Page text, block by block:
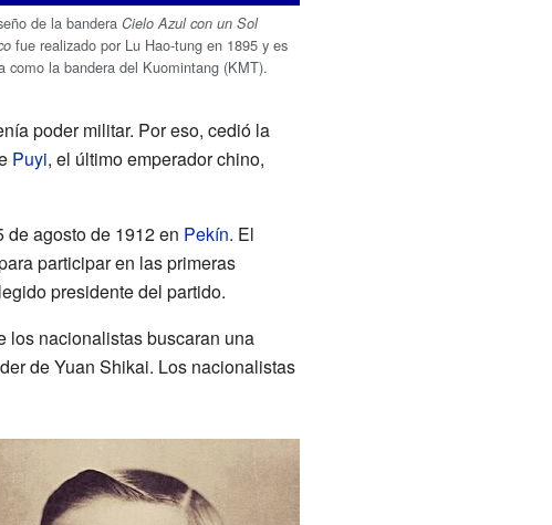
de la banderaCielo Azul con un Sol
fue realizado por Lu Hao-tung en 1895 y es
como la bandera del Kuomintang (KMT).
poder militar. Por eso, cedió la
Puyi, el último emperador chino,
agosto de 1912 en Pekín. El
participar en las primeras
presidente del partido.
los nacionalistas buscaran una
de Yuan Shikai. Los nacionalistas